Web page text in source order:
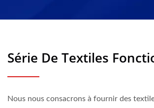
Série De Textiles
Nous nous consacrons à fournir des